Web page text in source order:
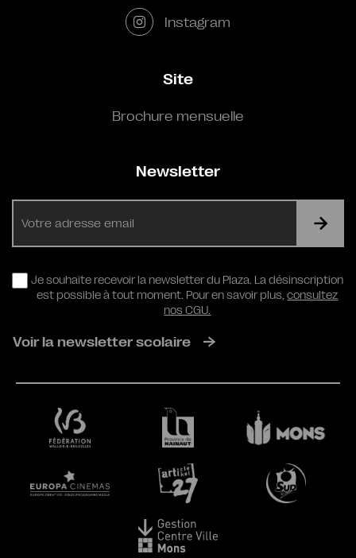
Instagram
Site
Brochure mensuelle
Newsletter
RGPD
Je souhaite recevoir la newsletter du Plaza. La désinscription
est possible à tout moment. Pour en savoir plus,consultez
nos CGU.
Voir la newsletter scolaire